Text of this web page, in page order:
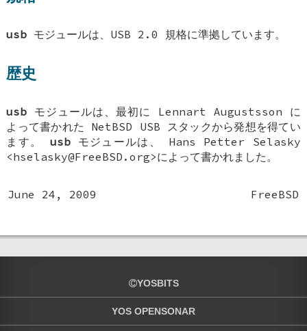
usb モジュールは、USB 2.0 規格に準拠しています。
歴史
usb モジュールは、最初に Lennart Augustsson に
よって書かれた NetBSD USB スタックから発想を得てい
ます。 usbモジュールは、 Hans Petter Selasky
<hselasky@FreeBSD.org>によって書かれました。
June 24, 2009 FreeBSD
YOSBITS
YOS OPENSONAR